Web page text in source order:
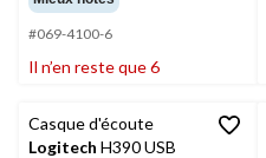
sur
5.
6
#069-4100-6
Il n’en reste que 6
Casque d'écoute
Logitech H390 USB